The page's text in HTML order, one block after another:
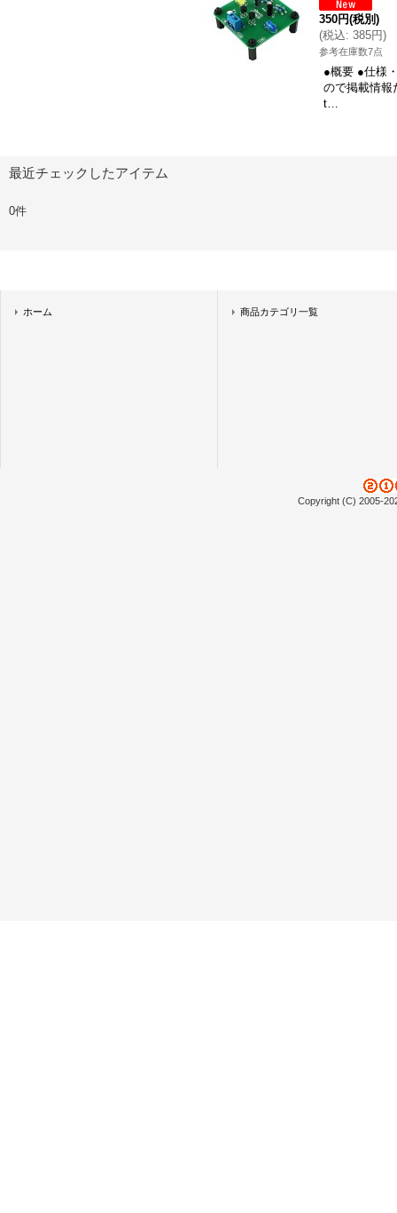
350円(税別)
(税込: 385円)
参考在庫数7点
●概要 ●仕様
ので掲載情報
t…
最近チェックしたアイテム
0件
ホーム 商品カテゴリ一覧
Copyright (C) 2005-